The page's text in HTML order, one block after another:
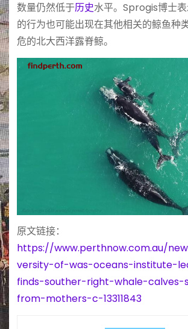
数量仍然低于历史水平。Sprogis博士
的行为也可能出现在其他相关的鲸鱼种
危的北大西洋露脊鲸。
原文链接：
https://www.perthnow.com.au/
versity-of-was-oceans-institute-
finds-souther-right-whale-calves-
from-mothers-c-13311843